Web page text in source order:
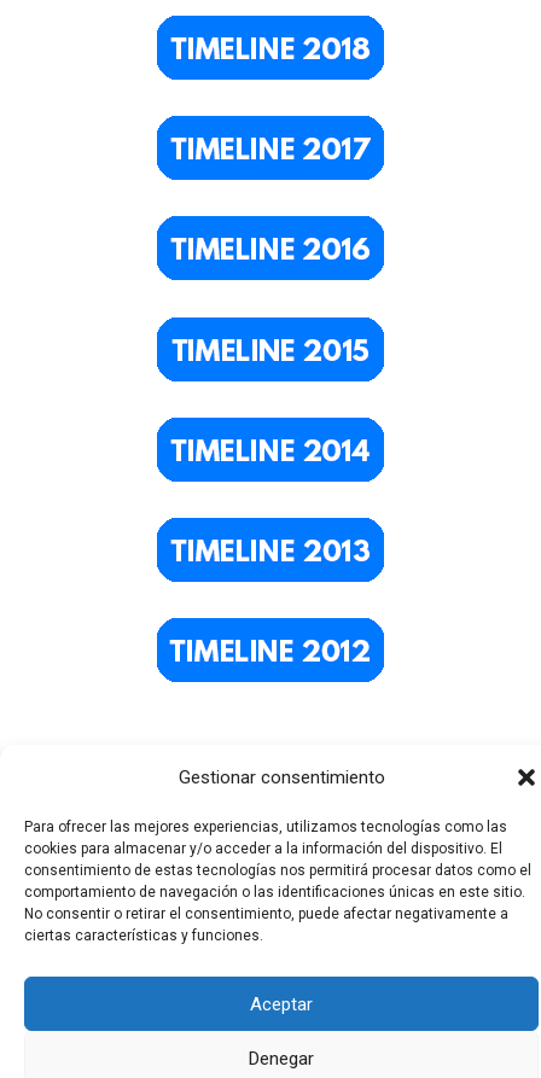
Gestionar consentimiento
Para ofrecer las mejores experiencias, utilizamos tecnologías como las
cookies para almacenar y/o acceder a la información del dispositivo. El
consentimiento de estas tecnologías nos permitirá procesar datos como el
comportamiento de navegación o las identificaciones únicas en este sitio.
No consentir o retirar el consentimiento, puede afectar negativamente a
ciertas características y funciones.
Aceptar
Denegar
Todos los derechos © 2026 El Funerario Digital | Funciona
gracias a Tema Astra para WordPress